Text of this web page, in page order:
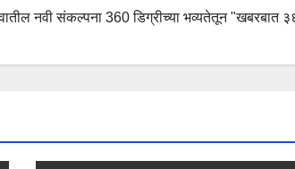
नवी संकल्पना 360 डिग्रीच्या भव्यतेतून "खबरबात